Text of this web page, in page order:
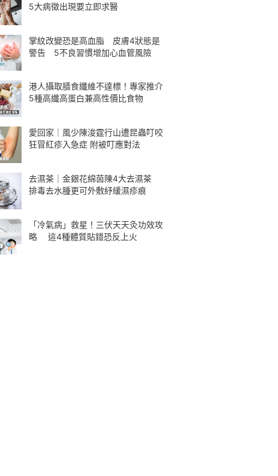
5大病徵出現要立即求醫
掌紋改變恐是高血脂 皮膚4狀態是
警告 5不良習慣增加心血管風險
港人攝取膳食纖維不達標！專家推介
5種高纖高蛋白兼高性價比食物
愛回家｜風少陳浚霆行山遭昆蟲叮咬
狂冒紅疹入急症 附被叮應對法
去濕茶｜金銀花綿茵陳4大去濕茶
排毒去水腫更可外敷紓緩濕疹痕
「冷氣病」救星！三伏天天灸功效攻
略 這4種體質貼錯恐反上火